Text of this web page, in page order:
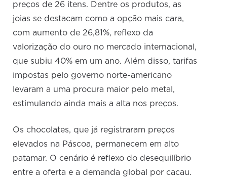
preços de 26 itens. Dentre os produtos, as
joias se destacam como a opção mais cara,
com aumento de 26,81%, reflexo da
valorização do ouro no mercado internacional,
que subiu 40% em um ano. Além disso, tarifas
impostas pelo governo norte-americano
levaram a uma procura maior pelo metal,
estimulando ainda mais a alta nos preços.
Os chocolates, que já registraram preços
elevados na Páscoa, permanecem em alto
patamar. O cenário é reflexo do desequilíbrio
entre a oferta e a demanda global por cacau.